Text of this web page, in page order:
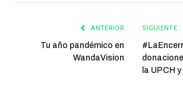
ANTERIOR
Tu año pandémico en
WandaVision
SIGUIENTE
la UPCH